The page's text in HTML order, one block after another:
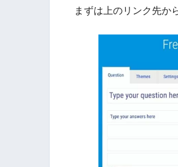
まずは上のリンク先か